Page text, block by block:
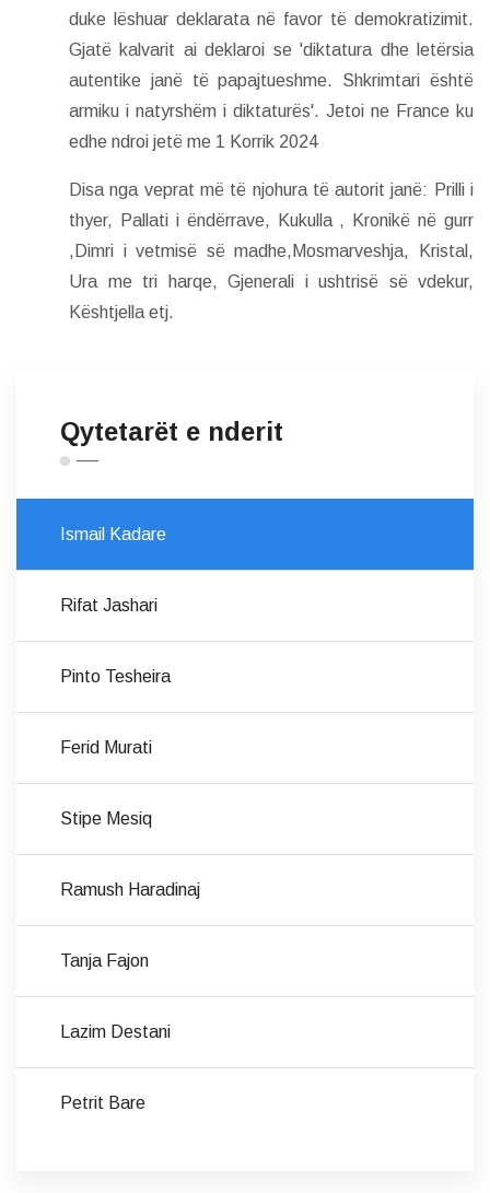
duke lëshuar deklarata në favor të demokratizimit.
Gjatë kalvarit ai deklaroi se 'diktatura dhe letërsia
autentike janë të papajtueshme. Shkrimtari është
armiku i natyrshëm i diktaturës'. Jetoi ne France ku
edhe ndroi jetë me 1 Korrik 2024
Disa nga veprat më të njohura të autorit janë: Prilli i
thyer, Pallati i ëndërrave, Kukulla , Kronikë në gurr
,Dimri i vetmisë së madhe,Mosmarveshja, Kristal,
Ura me tri harqe, Gjenerali i ushtrisë së vdekur,
Kështjella etj.
Qytetarët e nderit
Ismail Kadare
Rifat Jashari
Pinto Tesheira
Ferid Murati
Stipe Mesiq
Ramush Haradinaj
Tanja Fajon
Lazim Destani
Petrit Bare